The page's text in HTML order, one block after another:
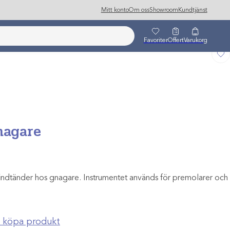
Mitt kontoOm ossShowroom Kundtjänst
FavoriterOffertVarukorg
hos gnagare. Instrumentet används för premolarer och
köpa produkt